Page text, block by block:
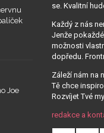
Joe
se. Kvalitní
Každý z nás
Jenže
možnosti
dopředu.
Záleží nám na
Tě chce
Rozvíjet Tvé
redakce a